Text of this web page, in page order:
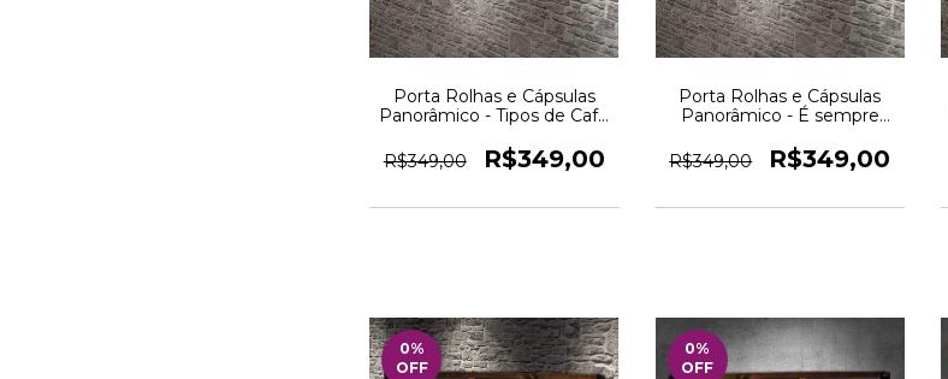
Porta Rolhas e Cápsulas
Panorâmico - Tipos de Café
R$349,00
R$349,00
Porta Rolhas e Cápsulas
Panorâmico - É sempre
R$349,00
R$349,00
0%
OFF
0%
OFF